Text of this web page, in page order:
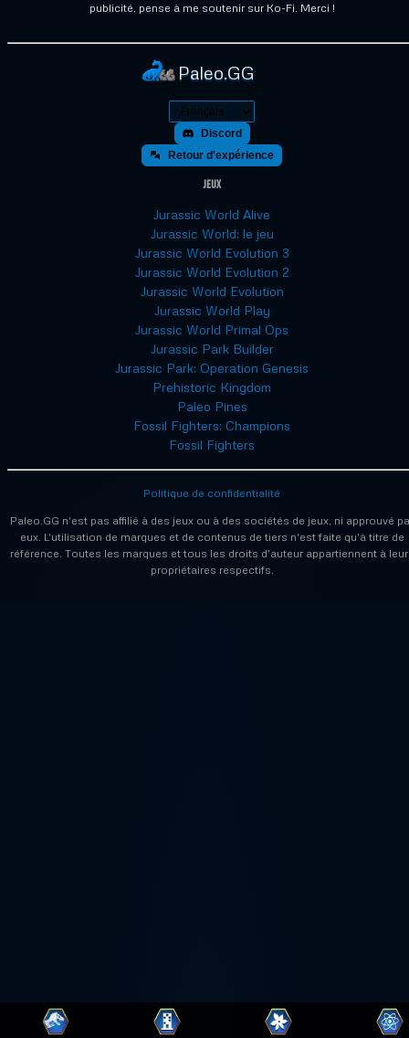
publicité, pense à me soutenir sur Ko-Fi. Merci !
Paleo.GG
Discord
Retour d'expérience
Jeux
Jurassic World Alive
Jurassic World: le jeu
Jurassic World Evolution 3
Jurassic World Evolution 2
Jurassic World Evolution
Jurassic World Play
Jurassic World Primal Ops
Jurassic Park Builder
Jurassic Park: Operation Genesis
Prehistoric Kingdom
Paleo Pines
Fossil Fighters: Champions
Fossil Fighters
Paleo.GG n'est pas affilié à des jeux ou à des sociétés de jeux, ni approuvé
eux. L'utilisation de marques et de contenus de tiers n'est faite qu'à titre de
référence. Toutes les marques et tous les droits d'auteur appartiennent à
propriétaires respectifs.
Politique de confidentialité